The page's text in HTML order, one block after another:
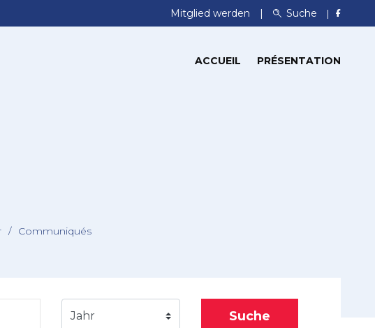
Mitglied werden Suche
ACCUEIL PRÉSENTATION
/ Communiqués
Jahr Suche